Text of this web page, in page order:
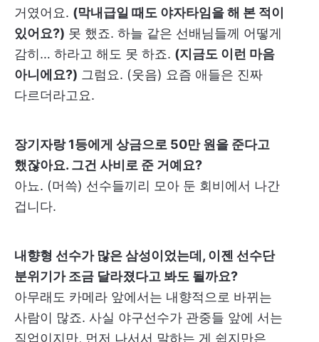
거였어요. (막내급일 때도 야자타임을 해 본 적이
있어요?) 못 했죠. 하늘 같은 선배님들께 어떻게
감히… 하라고 해도 못 하죠. (지금도 이런 마음
아니에요?) 그럼요. (웃음) 요즘 애들은 진짜
다르더라고요.
장기자랑 1등에게 상금으로 50만 원을 준다고
했잖아요. 그건 사비로 준 거예요?
아뇨. (머쓱) 선수들끼리 모아 둔 회비에서 나간
겁니다.
내향형 선수가 많은 삼성이었는데, 이젠 선수단
분위기가 조금 달라졌다고 봐도 될까요?
아무래도 카메라 앞에서는 내향적으로 바뀌는
사람이 많죠. 사실 야구선수가 관중들 앞에 서는
직업이지만, 먼저 나서서 말하는 게 쉽지만은